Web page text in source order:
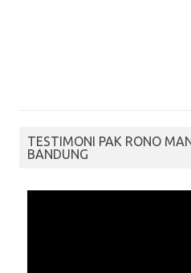
TESTIMONI PAK RONO
BANDUNG